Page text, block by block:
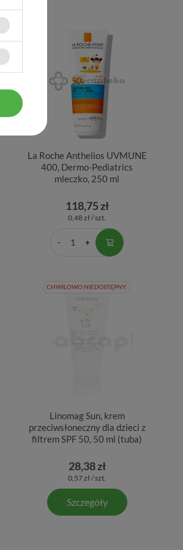
La Roche Anthelios UVMUNE
400, Dermo-Pediatrics
mleczko, 250 ml
118,75 zł
0,48 zł / szt.
CHWILOWO NIEDOSTĘPNY
Linomag Sun, krem
przeciwsłoneczny dla dzieci z
filtrem SPF 50, 50 ml (tuba)
28,38 zł
0,57 zł / szt.
Szczegóły